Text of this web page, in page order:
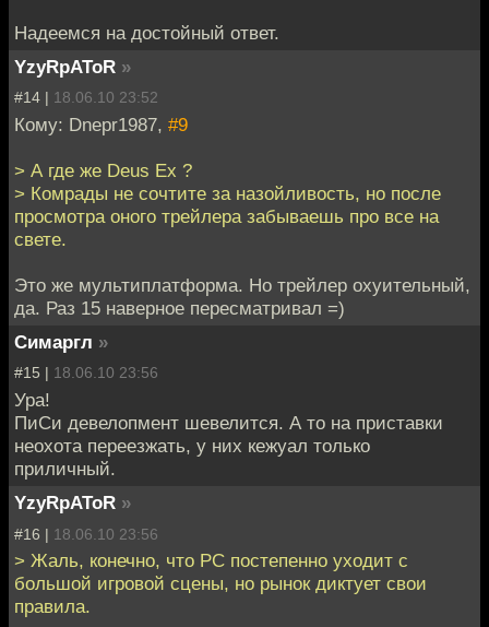
Надеемся на достойный ответ.
YzyRpAToR »
#14 | 18.06.10 23:52
Кому: Dnepr1987, #9
> А где же Deus Ex ?
> Комрады не сочтите за назойливость, но после
просмотра оного трейлера забываешь про все на
свете.
Это же мультиплатформа. Но трейлер охуительный,
да. Раз 15 наверное пересматривал =)
Симаргл »
#15 | 18.06.10 23:56
Ура!
ПиСи девелопмент шевелится. А то на приставки
неохота переезжать, у них кежуал только
приличный.
YzyRpAToR »
#16 | 18.06.10 23:56
> Жаль, конечно, что PC постепенно уходит с
большой игровой сцены, но рынок диктует свои
правила.